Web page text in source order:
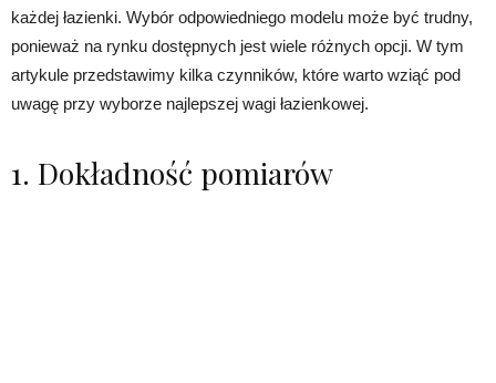
każdej łazienki. Wybór odpowiedniego modelu może być trudny,
ponieważ na rynku dostępnych jest wiele różnych opcji. W tym
artykule przedstawimy kilka czynników, które warto wziąć pod
uwagę przy wyborze najlepszej wagi łazienkowej.
1. Dokładność pomiarów